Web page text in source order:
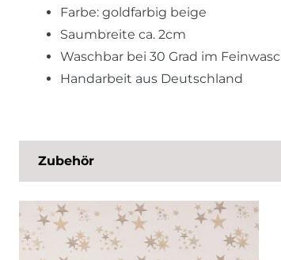
Farbe: goldfarbig beige
Saumbreite ca. 2cm
Waschbar bei 30 Grad im
Handarbeit aus Deutschland
Zubehör